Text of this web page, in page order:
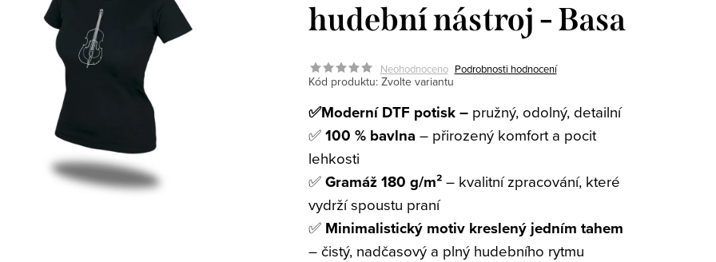
hudební nástroj - Basa
Neohodnoceno Podrobnosti hodnocení
Kód produktu: Zvolte variantu
✅Moderní DTF potisk – pružný, odolný, detailní
✅100 % bavlna – přirozený komfort a pocit
lehkosti
✅Gramáž 180 g/m²– kvalitní zpracování, které
vydrží spoustu praní
✅ Minimalistický motiv kreslený jedním tahem
– čistý, nadčasový a plný hudebního rytmu